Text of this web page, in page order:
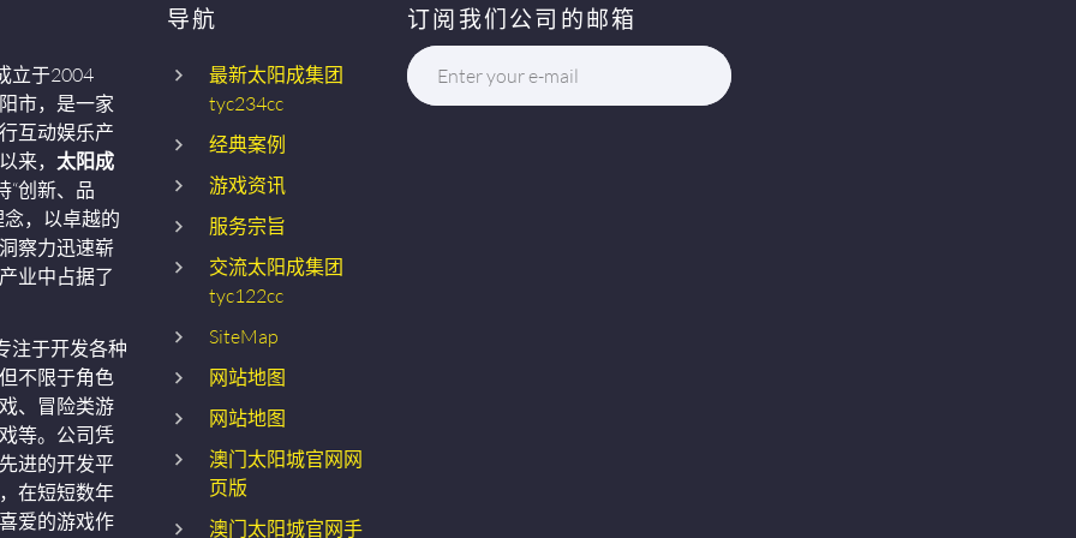
立于2004
市，是一家
互动娱乐产
来， 太阳成
“创新、品
，以卓越的
察力迅速崭
业中占据了
注于开发各种
不限于角色
、冒险类游
等。公司凭
进的开发平
在短短数年
爱的游戏作
导航
最新太阳成集团
tyc234cc
经典案例
游戏资讯
服务宗旨
交流太阳成集团
tyc122cc
SiteMap
网站地图
网站地图
澳门太阳城官网网
页版
澳门太阳城官网手
订阅我们公司的邮箱
Enter your e-mail